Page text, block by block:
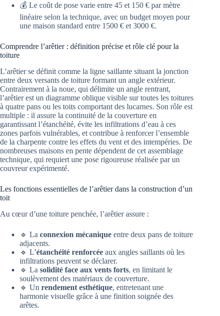
💰 Le coût de pose varie entre 45 et 150 € par mètre
linéaire selon la technique, avec un budget moyen pour
une maison standard entre 1500 € et 3000 €.
Comprendre l’arêtier : définition précise et rôle clé pour la
toiture
L’arêtier se définit comme la ligne saillante situant la jonction
entre deux versants de toiture formant un angle extérieur.
Contrairement à la noue, qui délimite un angle rentrant,
l’arêtier est un diagramme oblique visible sur toutes les toitures
à quatre pans ou les toits comportant des lucarnes. Son rôle est
multiple : il assure la continuité de la couverture en
garantissant l’étanchéité, évite les infiltrations d’eau à ces
zones parfois vulnérables, et contribue à renforcer l’ensemble
de la charpente contre les effets du vent et des intempéries. De
nombreuses maisons en pente dépendent de cet assemblage
technique, qui requiert une pose rigoureuse réalisée par un
couvreur expérimenté.
Les fonctions essentielles de l’arêtier dans la construction d’un
toit
Au cœur d’une toiture penchée, l’arêtier assure :
🔹 La connexion mécanique entre deux pans de toiture
adjacents.
🔹 L’étanchéité renforcée aux angles saillants où les
infiltrations peuvent se déclarer.
🔹 La solidité face aux vents forts, en limitant le
soulèvement des matériaux de couverture.
🔹 Un rendement esthétique, entretenant une
harmonie visuelle grâce à une finition soignée des
arêtes.